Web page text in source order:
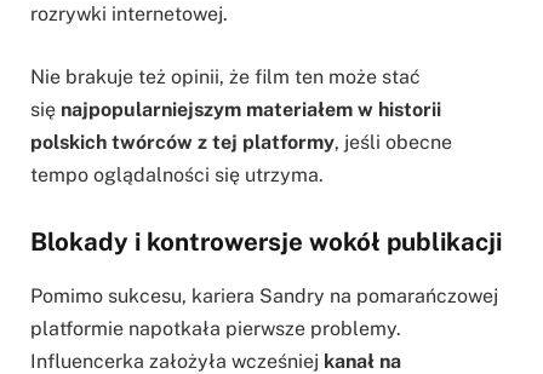
rozrywki internetowej.
Nie brakuje też opinii, że film ten może stać
się najpopularniejszym materiałem w historii
polskich twórców z tej platformy, jeśli obecne
tempo oglądalności się utrzyma.
Blokady i kontrowersje wokół publikacji
Pomimo sukcesu, kariera Sandry na pomarańczowej
platformie napotkała pierwsze problemy.
Influencerka założyła wcześniej kanał na